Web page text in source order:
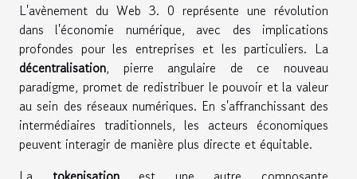
L'avènement du Web 3. 0 représente une révolution
dans l'économie numérique, avec des implications
profondes pour les entreprises et les particuliers. La
décentralisation, pierre angulaire de ce nouveau
paradigme, promet de redistribuer le pouvoir et la valeur
au sein des réseaux numériques. En s'affranchissant des
intermédiaires traditionnels, les acteurs économiques
peuvent interagir de manière plus directe et équitable.